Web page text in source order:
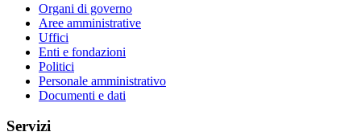
Organi di governo
Aree amministrative
Uffici
Enti e fondazioni
Politici
Personale amministrativo
Documenti e dati
Servizi